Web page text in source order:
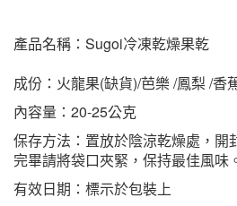
產品名稱： Sugoi冷凍乾燥果乾
成份 ：火龍果(缺貨)/芭樂 /鳳梨 /香
內容量：20-25公克
保存方法：置放於陰涼乾燥處，開
完畢請將袋口夾緊，保持最佳風味
有效日期：標示於包裝上